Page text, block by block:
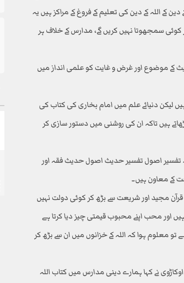
اللہ کے دین کی تعلیم کے فروغ کے مراکز ہیں یہ
سمجھوتا نہیں کریں گے، مدارس کے خلاف ہر
کے موضوع اور غرض و غایت کو علمی انداز میں
لیکن دنیائے علم میں امام بخاری کی کتاب کی
ہیں تاکہ ان کی روشنی میں دستور سازی کر
تفسیر اصول تفسیر حدیث اصول حدیث فقہ اور
کے معاون ہیں۔
قرآن مجید اور شریعت سے بڑھ کر کوئی دولت نہیں
اور محب اپنے محبوب قیمتی چیز دیا کرتا ہے
معلوم ہوا کہ اللہ کے خزانوں میں ان سے بڑھ کر
نے کہا ہمارے دینی مدارس میں کتاب اللہ